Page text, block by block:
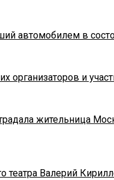
автомобилем в
организаторов и
жительница
Валерий